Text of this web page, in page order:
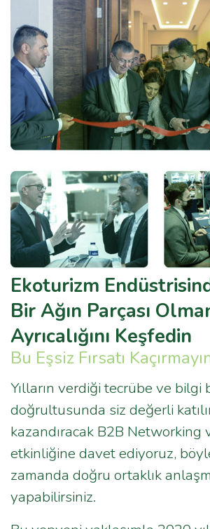
Ekoturizm
Bir Ağın Parçası
Ayrıcalığını Keşfedin
Bu Eşsiz Fırsatı
Yılların verdiği tecrübe ve bilgi
doğrultusunda siz değerli
kazandıracak B2B Networking
etkinliğine davet ediyoruz,
zamanda doğru ortaklık
yapabilirsiniz.